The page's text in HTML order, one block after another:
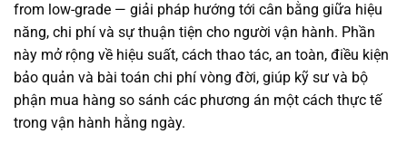
from low-grade — giải pháp hướng tới cân bằng giữa hiệu
năng, chi phí và sự thuận tiện cho người vận hành. Phần
này mở rộng về hiệu suất, cách thao tác, an toàn, điều kiện
bảo quản và bài toán chi phí vòng đời, giúp kỹ sư và bộ
phận mua hàng so sánh các phương án một cách thực tế
trong vận hành hằng ngày.